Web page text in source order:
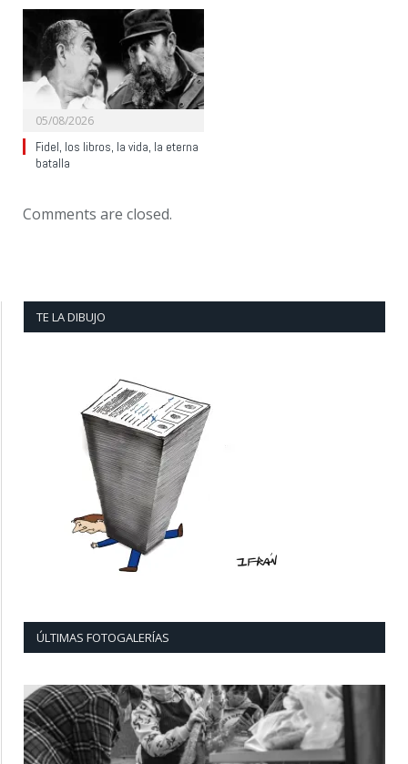
05/08/2026
Fidel, los libros, la vida, la eterna
batalla
Comments are closed.
TE LA DIBUJO
ÚLTIMAS FOTOGALERÍAS